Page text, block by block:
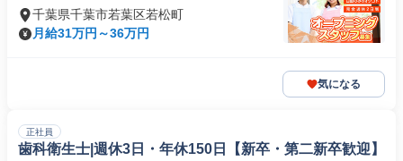
千葉県千葉市若葉区若松町
月給31万円～36万円
気になる
正社員
歯科衛生士|週休3日・年休150日【新卒・第二新卒歓迎】